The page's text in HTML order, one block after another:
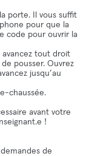
porte. Il vous suffit
pour que la
code pour ouvrir la
avancez tout droit
pousser. Ouvrez
jusqu’au
chaussée.
avant votre
!
de